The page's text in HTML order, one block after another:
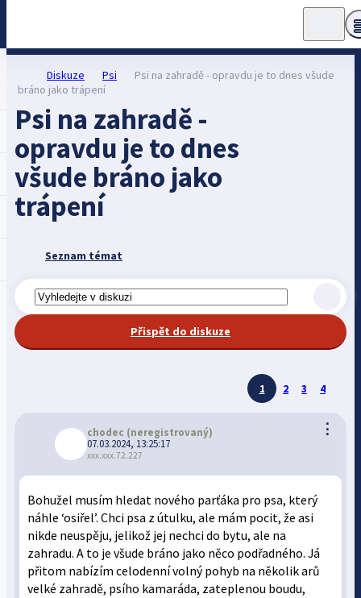
Diskuze Psi
Psi na zahradě - opravdu je to dnes všude
bráno jako trápení
Psi na zahradě -
opravdu je to dnes
všude bráno jako
trápení
Seznam témat
Přispět do diskuze
1 2 3 4
⋮
chodec (neregistrovaný)
07.03.2024, 13:25:17
xxx.xxx.72.227
Bohužel musím hledat nového parťáka pro psa, který
náhle ‘osiřel’. Chci psa z útulku, ale mám pocit, že asi
nikde neuspěju, jelikož jej nechci do bytu, ale na
zahradu. A to je všude bráno jako něco podřadného. Já
přitom nabízím celodenní volný pohyb na několik arů
velké zahradě, psího kamaráda, zateplenou boudu,